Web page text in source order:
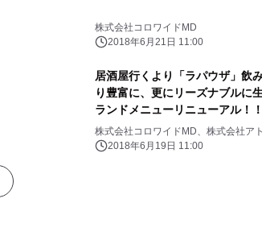
株式会社コロワイドMD
2018年6月21日 11:00
居酒屋行くより「ラパウザ」飲
り豊富に、更にリーズナブルに
ランドメニューリニューアル！！
株式会社コロワイドMD、株式会社ア
2018年6月19日 11:00